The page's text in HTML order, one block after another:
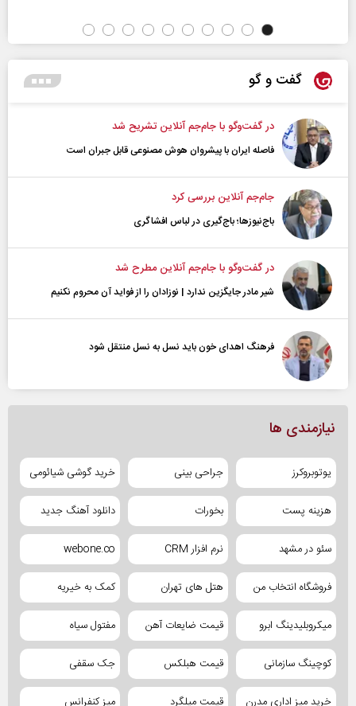
گفت و گو
در گفت‌و‌گو با جام‌جم آنلاین تشریح شد
فاصله ایران با پیشرو‌ان هوش مصنوعی قابل جبران است
جام‌جم آنلاین بررسی کرد
باج‌نیوزها؛ باج‌گیری در لباس افشاگری
در گفت‌و‌گو با جام‌جم آنلاین مطرح شد
شیر مادر جایگزین ندارد | نوزادان را از فواید آن محروم نکنیم
فرهنگ اهدای خون باید نسل به نسل منتقل شود
نیازمندی ها
یوتوبروکرز جراحی بینی خرید گوشی شیائومی
هزینه پست بخورات دانلود آهنگ جدید
سئو در مشهد نرم افزار CRM webone.co
فروشگاه انتخاب من هتل های تهران کمک به خیریه
میکروبلیدینگ ابرو قیمت ضایعات آهن مفتول سیاه
کوچینگ سازمانی قیمت هبلکس جک سقفی
خرید میز اداری مدرن قیمت میلگرد میز کنفرانس